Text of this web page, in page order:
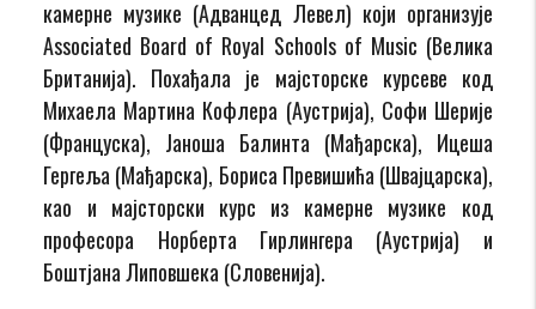
камерне музике (Адванцед Левел) који организује
Associated Board of Royal Schools of Music (Велика
Британија). Похађала је мајсторске курсеве код
Михаела Мартина Кофлера (Аустрија), Софи Шерије
(Француска), Јаноша Балинта (Мађарска), Ицеша
Гергеља (Мађарска), Бориса Превишића (Швајцарска),
као и мајсторски курс из камерне музике код
професора Норберта Гирлингера (Аустрија) и
Боштјана Липовшека (Словенија).